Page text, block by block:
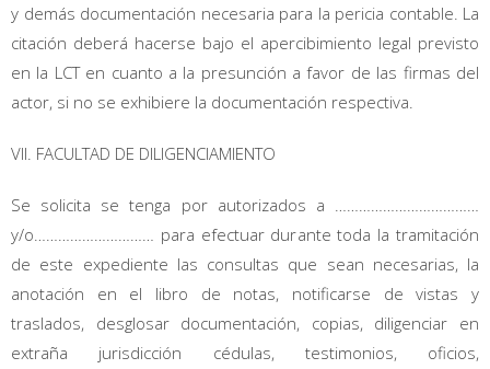
y demás documentación necesaria para la pericia contable. La
citación deberá hacerse bajo el apercibimiento legal previsto
en la LCT en cuanto a la presunción a favor de las firmas del
actor, si no se exhibiere la documentación respectiva.
VII. FACULTAD DE DILIGENCIAMIENTO
Se solicita se tenga por autorizados a ………………………………
y/o………………………… para efectuar durante toda la tramitación
de este expediente las consultas que sean necesarias, la
anotación en el libro de notas, notificarse de vistas y
traslados, desglosar documentación, copias, diligenciar en
extraña jurisdicción cédulas, testimonios, oficios,